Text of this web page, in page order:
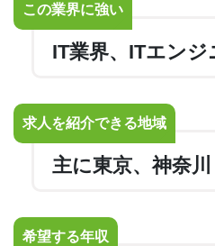
この業界に強い
IT業界、ITエンジ
求人を紹介できる地域
主に東京、神奈川
希望する年収